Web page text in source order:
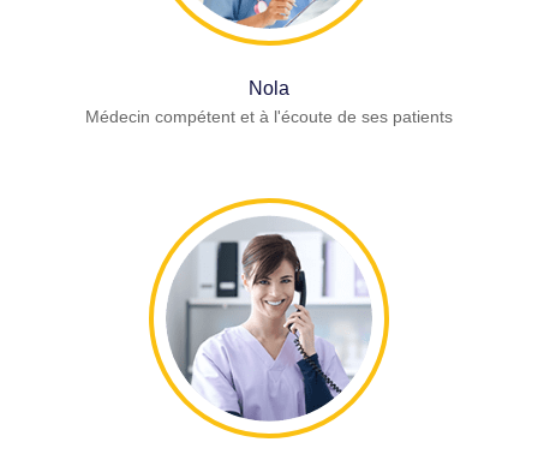
Nola
Médecin compétent et à l'écoute de ses patients